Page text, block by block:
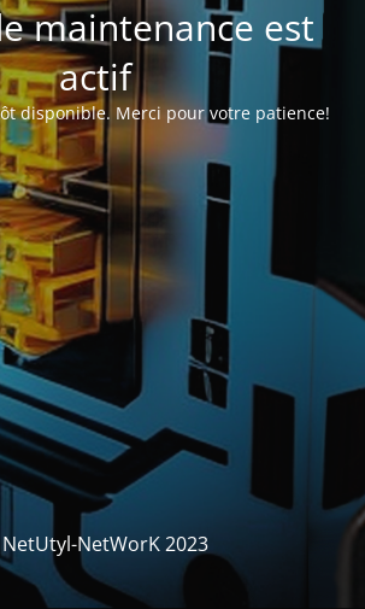
maintenance est
actif
disponible. Merci pour votre patience!
NetWorK 2023